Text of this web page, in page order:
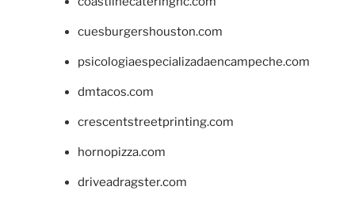
cuesburgershouston.com
psicologiaespecializadaencampeche.com
dmtacos.com
crescentstreetprinting.com
hornopizza.com
driveadragster.com